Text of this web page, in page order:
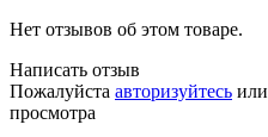
Нет отзывов об этом товаре.
Написать отзыв
Пожалуйста авторизуйтесь или
просмотра